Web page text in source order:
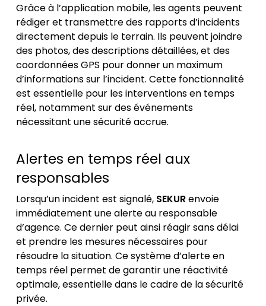
Grâce à l’application mobile, les agents peuvent
rédiger et transmettre des rapports d’incidents
directement depuis le terrain. Ils peuvent joindre
des photos, des descriptions détaillées, et des
coordonnées GPS pour donner un maximum
d’informations sur l’incident. Cette fonctionnalité
est essentielle pour les interventions en temps
réel, notamment sur des événements
nécessitant une sécurité accrue.
Alertes en temps réel aux
responsables
Lorsqu’un incident est signalé, SEKURenvoie
immédiatement une alerte au responsable
d’agence. Ce dernier peut ainsi réagir sans délai
et prendre les mesures nécessaires pour
résoudre la situation. Ce système d’alerte en
temps réel permet de garantir une réactivité
optimale, essentielle dans le cadre de la sécurité
privée.